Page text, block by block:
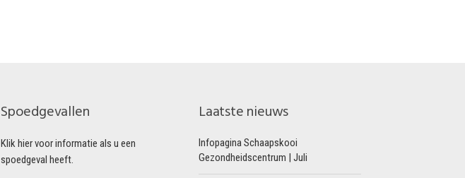
Spoedgevallen
Klik hier voor informatie als u een
spoedgeval heeft.
Laatste nieuws
Infopagina Schaapskooi
Gezondheidscentrum | Juli